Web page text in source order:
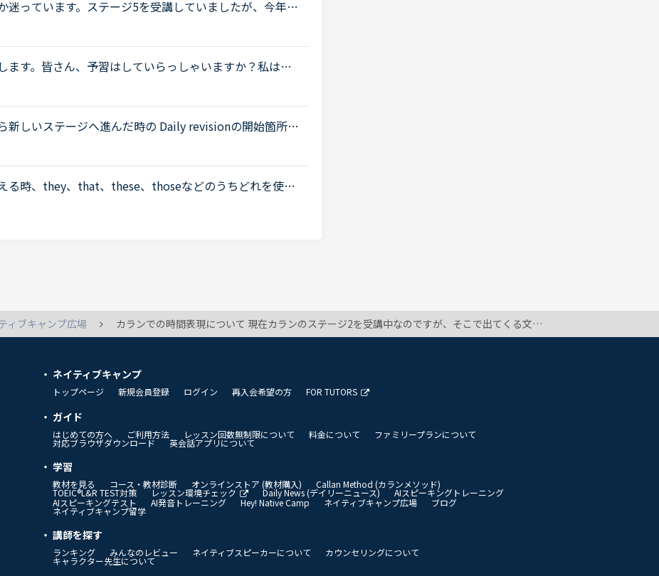
迷っています。ステージ5を受講していましたが、今年6
辛くなったため、カランを中断していました。ステー
...
ます。皆さん、予習はしていらっしゃいますか？私は、
や文法用語だけ、発音と意味を調べるようにしていま
新しいステージへ進んだ時の Daily revisionの開始箇所に
の開始箇所はNew Wordから6ページ前となってい
る時、they、that、these、thoseなどのうちどれを使う
。例えば、Are these his boots?-No, they aren’t his bo
ィブキャンプ広場 カランでの時間表現について 現在カランのステージ2を受講中なのですが、そこで出てくる文の時間表現が講師によってバラバラで混乱しています。 例えば午前9時半であれば、 thirty past nine nine thirty a.m. nine thirty などです。 みなさんはカランでどんな表現を使っていましたか？
ネイティブキャンプ
トップページ 新規会員登録 ログイン 再入会希望の方 FOR TUTORS
ガイド
はじめての方へ ご利用方法 レッスン回数無制限について 料金について ファミリープランについて
対応ブラウザダウンロード 英会話アプリについて
学習
教材を見る コース・教材診断 オンラインストア (教材購入) Callan Method (カランメソッド)
TOEIC®L&R TEST対策 レッスン環境チェック Daily News (デイリーニュース)
AIスピーキングトレーニング
AIスピーキングテスト
AI発音トレーニング Hey! Native Camp ネイティブキャンプ広場 ブログ
ネイティブキャンプ留学
講師を探す
ランキング みんなのレビュー ネイティブスピーカーについて カウンセリングについて
キャラクター先生について